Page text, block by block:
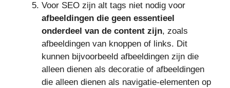
Voor SEO zijn alt tags niet nodig voor
afbeeldingen die geen essentieel
onderdeel van de content zijn, zoals
afbeeldingen van knoppen of links. Dit
kunnen bijvoorbeeld afbeeldingen zijn die
alleen dienen als decoratie of afbeeldingen
die alleen dienen als navigatie-elementen op